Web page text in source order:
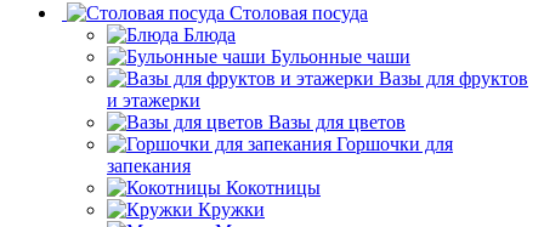
Столовая посуда
Блюда
Бульонные чаши
Вазы для фруктов
и этажерки
Вазы для цветов
Горшочки для
запекания
Кокотницы
Кружки